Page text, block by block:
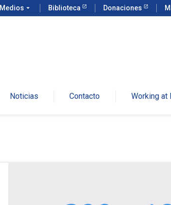
Medios arrow_drop_down Biblioteca Donaciones
Noticias Contacto Working at